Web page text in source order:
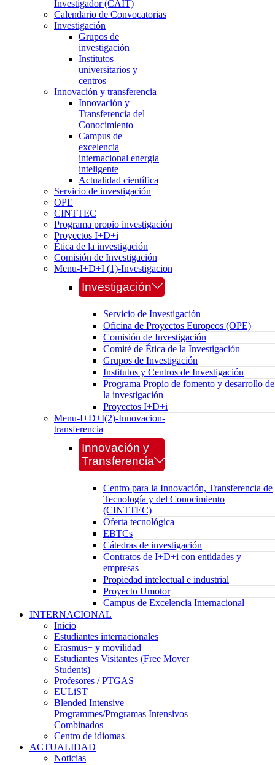
Investigador (CAIT)
Calendario de Convocatorias
Investigación
Grupos de
investigación
Institutos
universitarios y
centros
Innovación y transferencia
Innovación y
Transferencia del
Conocimiento
Campus de
excelencia
internacional energia
inteligente
Actualidad científica
Servicio de investigación
OPE
CINTTEC
Programa propio investigación
Proyectos I+D+i
Ética de la investigación
Comisión de Investigación
Menu-I+D+I (1)-Investigacion
Investigación
Servicio de Investigación
Oficina de Proyectos Europeos (OPE)
Comisión de Investigación
Comité de Ética de la Investigación
Grupos de Investigación
Institutos y Centros de Investigación
Programa Propio de fomento y desarrollo de
la investigación
Proyectos I+D+i
Menu-I+D+I(2)-Innovacion-
transferencia
Innovación y
Transferencia
Centro para la Innovación, Transferencia de
Tecnología y del Conocimiento
(CINTTEC)
Oferta tecnológica
EBTCs
Cátedras de investigación
Contratos de I+D+i con entidades y
empresas
Propiedad intelectual e industrial
Proyecto Umotor
Campus de Excelencia Internacional
INTERNACIONAL
Inicio
Estudiantes internacionales
Erasmus+ y movilidad
Estudiantes Visitantes (Free Mover
Students)
Profesores / PTGAS
EULiST
Blended Intensive
Programmes/Programas Intensivos
Combinados
Centro de idiomas
ACTUALIDAD
Noticias